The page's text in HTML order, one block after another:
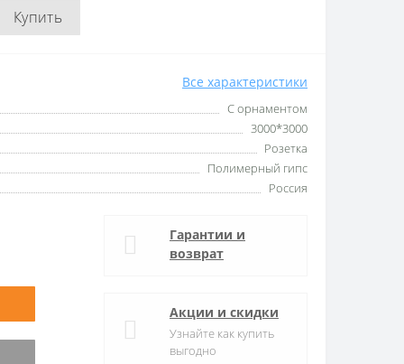
Купить
Все характеристики
С орнаментом
3000*3000
Розетка
Полимерный гипс
Россия
Гарантии и
возврат
Акции и скидки
Узнайте как купить
выгодно